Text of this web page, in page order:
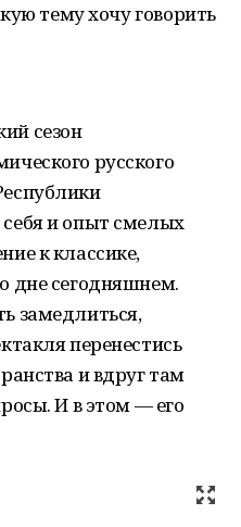
тему хочу говорить
сезон
русского
и опыт смелых
к классике,
дне сегодняшнем.
замедлиться,
перенестись
и вдруг там
И в этом — его